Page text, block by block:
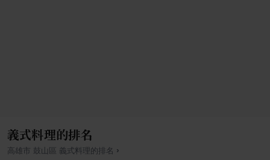
義式料理的排名
高雄市 鼓山區 義式料理的排名 ›